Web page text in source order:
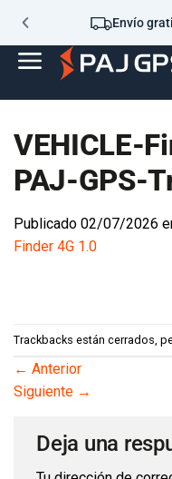
Envío
VEHICLE-
PAJ-GPS-
Publicado 02/07/2026
Finder 4G 1.0
Trackbacks están cerrados,
← Anterior
Siguiente →
Deja una